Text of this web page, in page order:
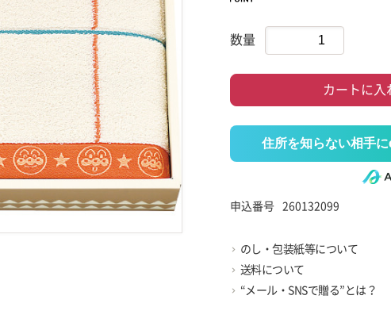
数量
カートに入
住所を知らない相手
申込番号 260132099
のし・包装紙等について
送料について
“メール・SNSで贈る”とは？